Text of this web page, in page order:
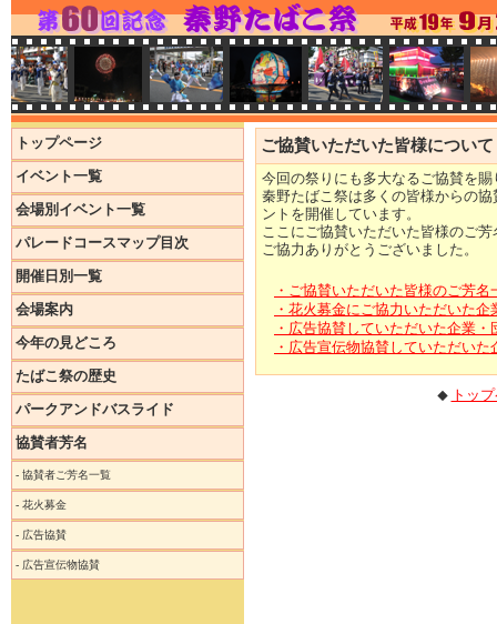
トップページ
イベント一覧
会場別イベント一覧
パレードコースマップ目次
開催日別一覧
会場案内
今年の見どころ
たばこ祭の歴史
パークアンドバスライド
協賛者芳名
- 協賛者ご芳名一覧
- 花火募金
- 広告協賛
- 広告宣伝物協賛
ご協賛いただいた皆様について
今回の祭りにも多大なるご協賛を
秦野たばこ祭は多くの皆様からの
ントを開催しています。
ここにご協賛いただいた皆様のご
ご協力ありがとうございました。
・ご協賛いただいた皆様のご芳名
・花火募金にご協力いただいた企
・広告協賛していただいた企業・
・広告宣伝物協賛していただい
◆ トッ